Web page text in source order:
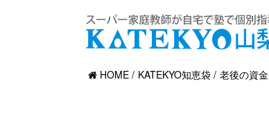
HOME KATEKYO知恵袋 老後の資